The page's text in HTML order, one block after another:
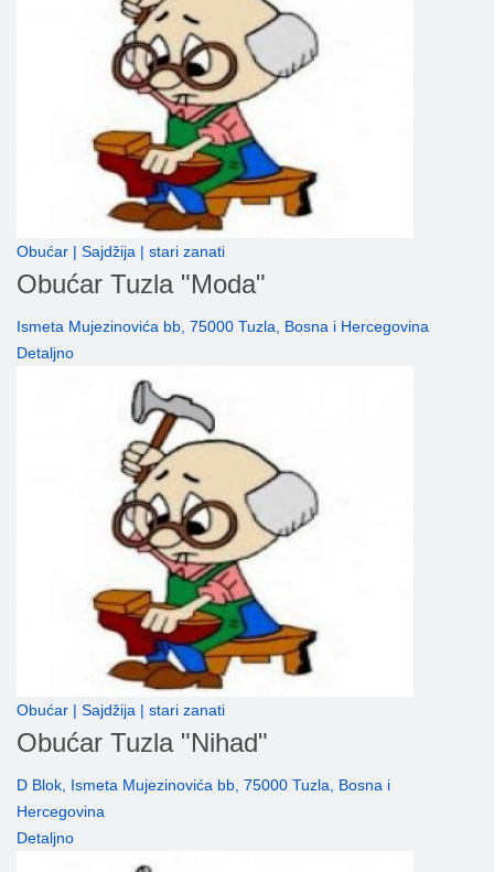
Obućar | Sajdžija | stari zanati
Obućar Tuzla "Moda"
Ismeta Mujezinovića bb, 75000 Tuzla, Bosna i Hercegovina
Detaljno
Obućar | Sajdžija | stari zanati
Obućar Tuzla "Nihad"
D Blok, Ismeta Mujezinovića bb, 75000 Tuzla, Bosna i
Hercegovina
Detaljno